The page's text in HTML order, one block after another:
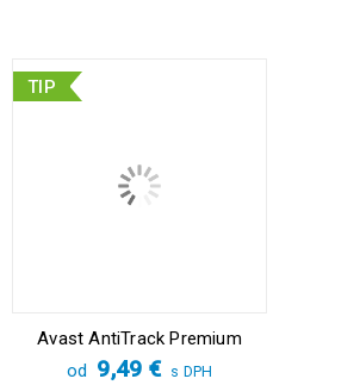
TIP
Avast AntiTrack Premium
od 9,49 € s DPH